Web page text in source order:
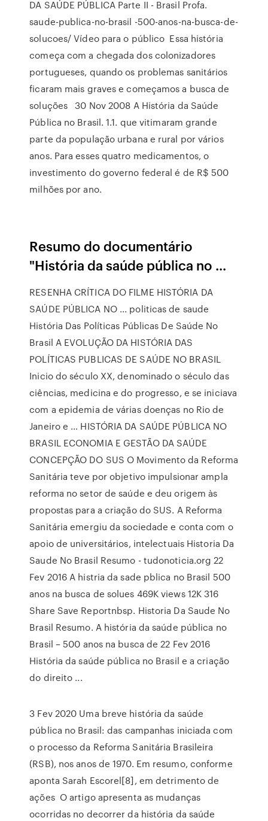
DA SAÚDE PÚBLICA Parte II - Brasil Profa.
saude-publica-no-brasil -500-anos-na-busca-de-
solucoes/ Vídeo para o público Essa história
começa com a chegada dos colonizadores
portugueses, quando os problemas sanitários
ficaram mais graves e começamos a busca de
soluções 30 Nov 2008 A História da Saúde
Pública no Brasil. 1.1. que vitimaram grande
parte da população urbana e rural por vários
anos. Para esses quatro medicamentos, o
investimento do governo federal é de R$ 500
milhões por ano.
Resumo do documentário
"História da saúde pública no ...
RESENHA CRÍTICA DO FILME HISTÓRIA DA
SAÚDE PÚBLICA NO ... politicas de saude
História Das Políticas Públicas De Saúde No
Brasil A EVOLUÇÃO DA HISTÓRIA DAS
POLÍTICAS PUBLICAS DE SAÚDE NO BRASIL
Inicio do século XX, denominado o século das
ciências, medicina e do progresso, e se iniciava
com a epidemia de várias doenças no Rio de
Janeiro e … HISTÓRIA DA SAÚDE PÚBLICA NO
BRASIL ECONOMIA E GESTÃO DA SAÚDE
CONCEPÇÃO DO SUS O Movimento da Reforma
Sanitária teve por objetivo impulsionar ampla
reforma no setor de saúde e deu origem às
propostas para a criação do SUS. A Reforma
Sanitária emergiu da sociedade e conta com o
apoio de universitários, intelectuais Historia Da
Saude No Brasil Resumo - tudonoticia.org 22
Fev 2016 A histria da sade pblica no Brasil 500
anos na busca de solues 469K views 12K 316
Share Save Reportnbsp. Historia Da Saude No
Brasil Resumo. A história da saúde pública no
Brasil – 500 anos na busca de 22 Fev 2016
História da saúde pública no Brasil e a criação
do direito ...
3 Fev 2020 Uma breve história da saúde
pública no Brasil: das campanhas iniciada com
o processo da Reforma Sanitária Brasileira
(RSB), nos anos de 1970. Em resumo, conforme
aponta Sarah Escorel[8], em detrimento de
ações O artigo apresenta as mudanças
ocorridas no decorrer da história da saúde